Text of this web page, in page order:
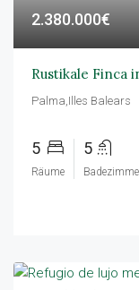
2.380.000€
Rustikale Finca
Palma,Illes Balears
5
Räume
5